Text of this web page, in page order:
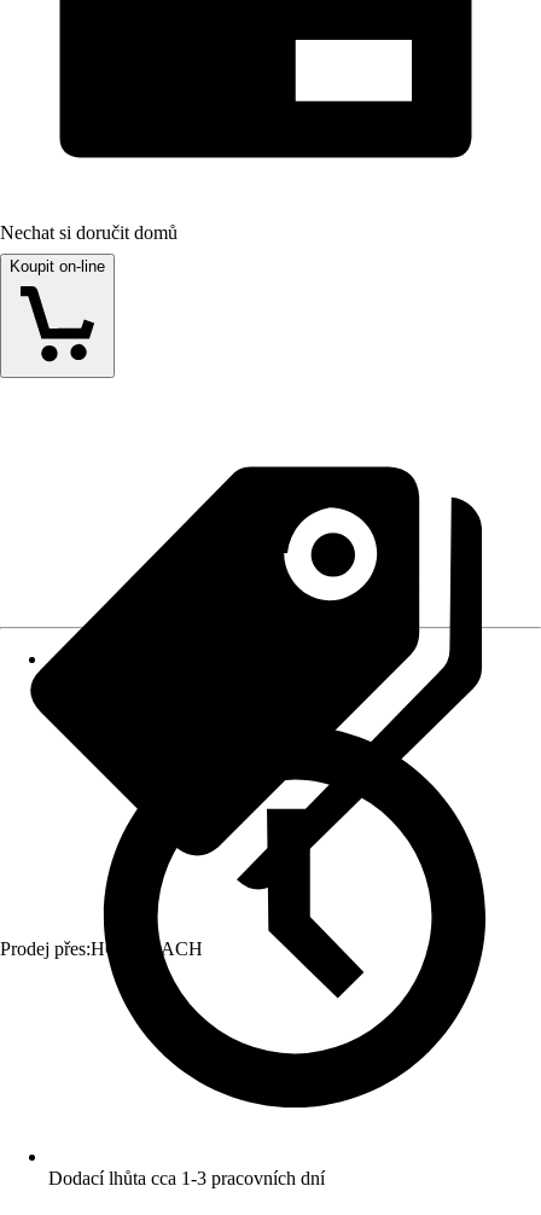
Nechat si doručit domů
Koupit on-line
Prodej přes:HORNBACH
Dodací lhůta cca 1-3 pracovních dní